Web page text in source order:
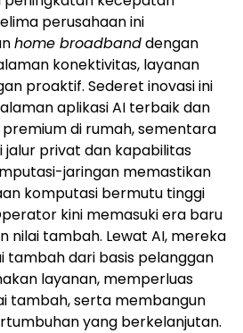
perusahaan ini
home broadbanddengan
konektivitas, layanan
proaktif. Sederet inovasi ini
aplikasi AI terbaik dan
premium di rumah, sementara
jalur privat dan kapabilitas
jaringan memastikan
komputasi bermutu tinggi
kini memasuki era baru
nilai tambah. Lewat AI, mereka
tambah dari basis pelanggan
layanan, memperluas
tambah, serta membangun
yang berkelanjutan.